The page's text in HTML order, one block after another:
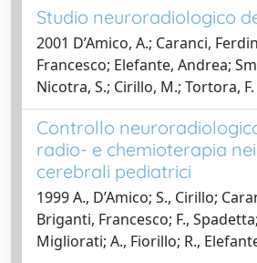
Studio neuroradiologico
2001 D’Amico, A.; Caranci,
Francesco; Elefante, Andrea;
Nicotra, S.; Cirillo, M.; Tortora, F.
Controllo
radio- e chemioterapia
cerebrali pediatrici
1999 A., D’Amico; S., Cirillo;
Briganti, Francesco; F.,
Migliorati; A., Fiorillo; R.,